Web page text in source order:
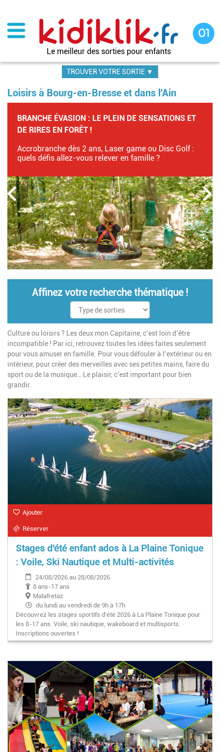
contenu
principal
Le meilleur des sorties pour enfants
TROUVER VOTRE SORTIE ▼
Loisirs à Bourg-en-Bresse et dans l'Ain
BRANCHE ÉVASION : LE PLEIN DE SENSATIONS ET
DE RIRES EN FORÊT !
Accrobranche dès 2 ans, Laser game ou Disc Golf :
quels défis allez-vous relever en famille ?
Affinez votre recherche thématique !
Culture ou loisirs ? Les deux mon Capitaine, c’est loin d’être
incompatible ! Par ici, retrouvez toutes les idées faites seulement
pour vous amuser en famille. Pour vous défouler à l’extérieur ou en
intérieur, pour créer des merveilles avec ses petites mains, faire du
sport ou de la musique… Le plaisir, c’est important pour bien
grandir.
Ajouter
Réserver
Stages d'été enfant ados à La Plaine Tonique
: Voile, Ski Nautique et Multi-activités
24/08/2026 au 28/08/2026
8 ans-17 ans
Malafretaz
du lundi au vendredi de 9h à 17h
Découvrez les stages sportifs d'été 2026 à La Plaine Tonique pour
les 8-17 ans. Voile, ski nautique, wakeboard et multisports.
Inscriptions ouvertes !